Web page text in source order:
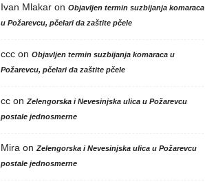
Ivan Mlakaron Objavljen termin suzbijanja komaraca
u Požarevcu, pčelari da zaštite pčele
cccon Objavljen termin suzbijanja komaraca u
Požarevcu, pčelari da zaštite pčele
ccon Zelengorska i Nevesinjska ulica u Požarevcu
postale jednosmerne
Mira on Zelengorska i Nevesinjska ulica u Požarevcu
postale jednosmerne